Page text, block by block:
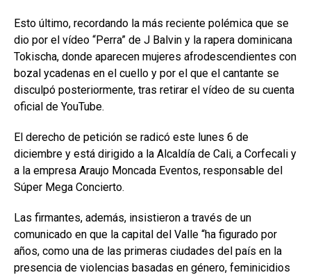
Esto último, recordando la más reciente polémica que se
dio por el vídeo “Perra” de J Balvin y la rapera dominicana
Tokischa, donde aparecen mujeres afrodescendientes con
bozal ycadenas en el cuello y por el que el cantante se
disculpó posteriormente, tras retirar el vídeo de su cuenta
oficial de YouTube.
El derecho de petición se radicó este lunes 6 de
diciembre y está dirigido a la Alcaldía de Cali, a Corfecali y
a la empresa Araujo Moncada Eventos, responsable del
Súper Mega Concierto.
Las firmantes, además, insistieron a través de un
comunicado en que la capital del Valle “ha figurado por
años, como una de las primeras ciudades del país en la
presencia de violencias basadas en género, feminicidios